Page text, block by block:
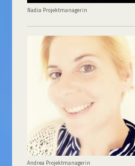
Nadia Projektmanagerin
Andrea Projektmanagerin